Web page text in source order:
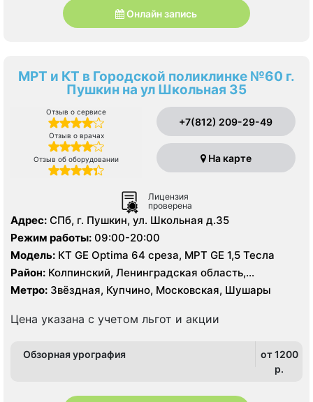
Онлайн запись
МРТ и КТ в Городской поликлинке №60 г.
Пушкин на ул Школьная 35
Отзыв о сервисе
Отзыв о врачах
Отзыв об оборудовании
+7(812) 209-29-49
На карте
Лицензия
проверена
Адрес: СПб, г. Пушкин, ул. Школьная д.35
Режим работы: 09:00-20:00
Модель: КТ GE Optima 64 среза, МРТ GE 1,5 Тесла
Район: Колпинский, Ленинградская область,
Пушкинский
Метро: Звёздная, Купчино, Московская, Шушары
Цена указана с учетом льгот и акции
Обзорная урография
от 1200
p.